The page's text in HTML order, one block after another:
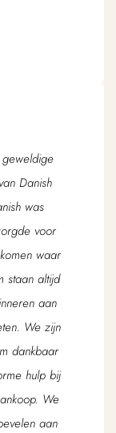
Danish
was
voor
waar
staan ​​altijd
aan
We zijn
dankbaar
hulp bij
We
aan